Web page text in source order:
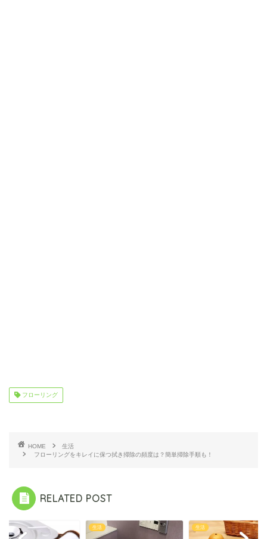
フローリング
HOME
生活
フローリングをキレイに保つ拭き掃除の頻度は？簡単掃除手順も！
RELATED POST
生活 生活